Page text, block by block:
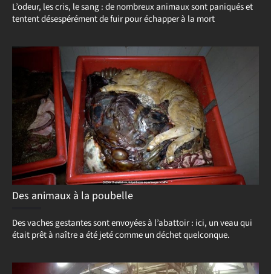
L’odeur, les cris, le sang : de nombreux animaux sont paniqués et
tentent désespérément de fuir pour échapper à la mort
Des animaux à la poubelle
Des vaches gestantes sont envoyées à l’abattoir : ici, un veau qui
était prêt à naître a été jeté comme un déchet quelconque.